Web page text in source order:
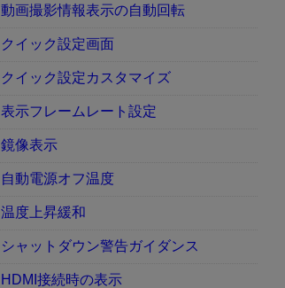
動画撮影情報表示の自動回転
クイック設定画面
クイック設定カスタマイズ
表示フレームレート設定
鏡像表示
自動電源オフ温度
温度上昇緩和
シャットダウン警告ガイダンス
HDMI接続時の表示